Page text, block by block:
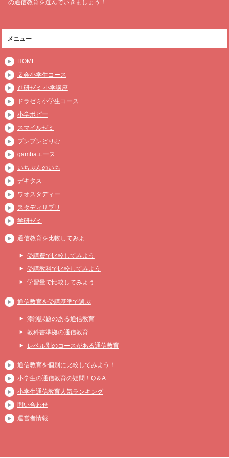
の通信教育を選んでいきましょう！
メニュー
HOME
Ｚ会小学生コース
進研ゼミ 小学講座
ドラゼミ小学生コース
小学ポピー
スマイルゼミ
ブンブンどりむ
gambaエース
いちぶんのいち
デキタス
ワオスタディー
スタディサプリ
学研ゼミ
通信教育を比較してみよ
受講費で比較してみよう
受講教科で比較してみよう
学習量で比較してみよう
通信教育を受講基準で選ぶ
添削課題のある通信教育
教科書準拠の通信教育
レベル別のコースがある通信教育
通信教育を個別に比較してみよう！
小学生の通信教育の疑問！Q＆A
小学生通信教育人気ランキング
問い合わせ
運営者情報